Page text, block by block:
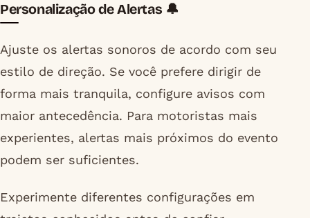
Personalização de Alertas 🔔
Ajuste os alertas sonoros de acordo com seu
estilo de direção. Se você prefere dirigir de
forma mais tranquila, configure avisos com
maior antecedência. Para motoristas mais
experientes, alertas mais próximos do evento
podem ser suficientes.
Experimente diferentes configurações em